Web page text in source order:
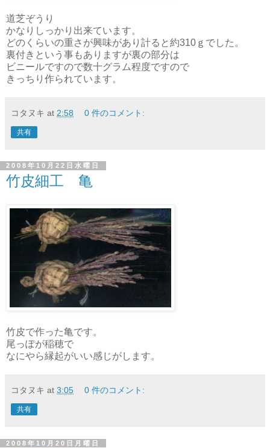
道芝ぞうり
かなりしっかり出来ています。
どのくらいの重さが興味があり計ると約310ｇでした。
裏付きという事もありますが裏の部分は
ビニールですので数十グラム程度ですので
きっちり作られています。
コタヌキ at 2:58 0 件のコメント:
共有
2008年10月22日水曜日
竹皮細工 亀
竹皮で作った亀です。
尾っぽが稲穂で
なにやら縁起がいい感じがします。
コタヌキ at 3:05 0 件のコメント:
共有
2008年10月20日月曜日